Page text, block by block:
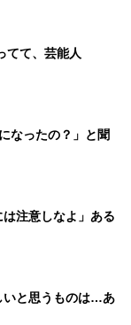
てて、芸能人
なったの？」と聞
は注意しなよ」ある
いと思うものは…あ